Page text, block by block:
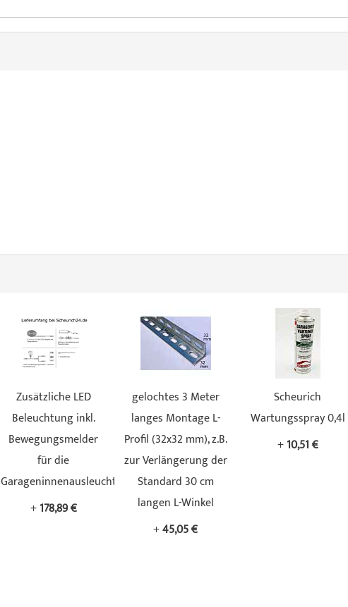
Zusätzliche LED
Beleuchtung inkl.
Bewegungsmelder
für die
Garageninnenausleuchtung
+178,89 €
gelochtes 3 Meter
langes Montage L-
Profil (32x32 mm), z.B.
zur Verlängerung der
Standard 30 cm
langen L-Winkel
+45,05 €
Scheurich
Wartungsspray 0,4l
+10,51 €